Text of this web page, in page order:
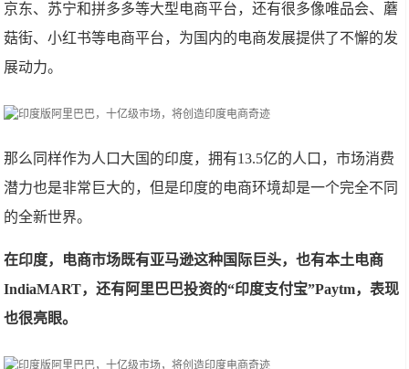
京东、苏宁和拼多多等大型电商平台，还有很多像唯品会、蘑
菇街、小红书等电商平台，为国内的电商发展提供了不懈的发
展动力。
那么同样作为人口大国的印度，拥有13.5亿的人口，市场消费
潜力也是非常巨大的，但是印度的电商环境却是一个完全不同
的全新世界。
在印度，电商市场既有亚马逊这种国际巨头，也有本土电商
IndiaMART，还有阿里巴巴投资的“印度支付宝”Paytm，表现
也很亮眼。